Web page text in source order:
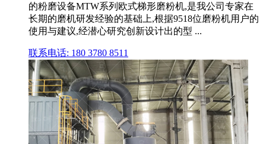
的粉磨设备MTW系列欧式梯形磨粉机,是我公司专家在
长期的磨机研发经验的基础上,根据9518位磨粉机用户的
使用与建议,经潜心研究创新设计出的型 ...
联系电话: 180 3780 8511